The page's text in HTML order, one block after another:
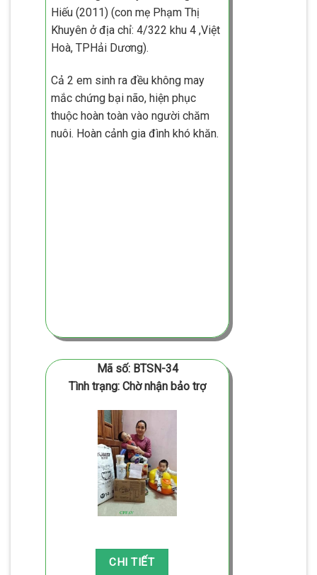
Hiếu (2011) (con mẹ Phạm Thị
Khuyên ở địa chỉ: 4/322 khu 4 ,Việt
Hoà, TPHải Dương).
Cả 2 em sinh ra đều không may
mắc chứng bại não, hiện phục
thuộc hoàn toàn vào người chăm
nuôi. Hoàn cảnh gia đình khó khăn.
Mã số: BTSN-34
Tình trạng: Chờ nhận bảo trợ